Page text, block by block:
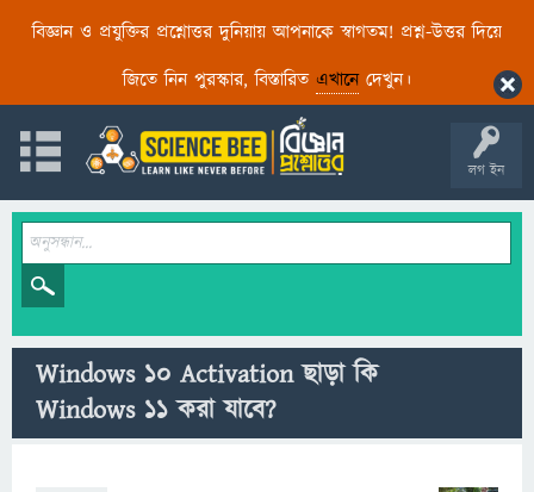
বিজ্ঞান ও প্রযুক্তির প্রশ্নোত্তর দুনিয়ায় আপনাকে স্বাগতম! প্রশ্ন-উত্তর দিয়ে
জিতে নিন পুরস্কার, বিস্তারিত এখানেদেখুন।
লগ ইন
Windows 10 Activation ছাড়া কি
Windows 11 করা যাবে?